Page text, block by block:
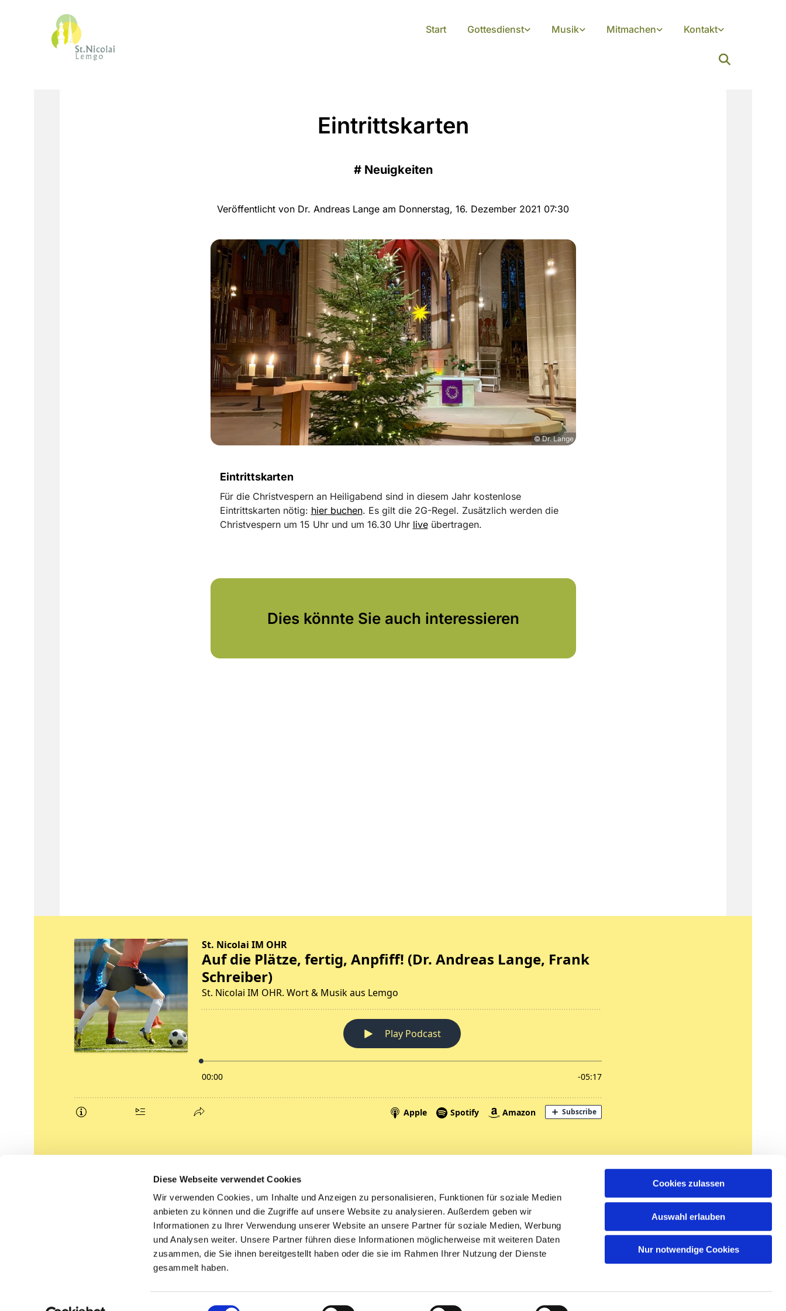
Diese Webseite verwendet Cookies
Wir verwenden Cookies, um Inhalte und Anzeigen zu personalisieren, Funktionen für soziale Medien
anbieten zu können und die Zugriffe auf unsere Website zu analysieren. Außerdem geben wir
Informationen zu Ihrer Verwendung unserer Website an unsere Partner für soziale Medien, Werbung
und Analysen weiter. Unsere Partner führen diese Informationen möglicherweise mit weiteren Daten
zusammen, die Sie ihnen bereitgestellt haben oder die sie im Rahmen Ihrer Nutzung der Dienste
gesammelt haben.
Einwilligungsauswahl
Cookies zulassen
Auswahl erlauben
Nur notwendige Cookies
Start Gottesdienst Musik Mitmachen Kontakt
Eintrittskarten
# Neuigkeiten
Veröffentlicht von Dr. Andreas Lange am Donnerstag, 16. Dezember 2021 07:30
© Dr. Lange
Eintrittskarten
Für die Christvespern an Heiligabend sind in diesem Jahr kostenlose
Eintrittskarten nötig: hier buchen. Es gilt die 2G-Regel. Zusätzlich werden die
Christvespern um 15 Uhr und um 16.30 Uhr liveübertragen.
Dies könnte Sie auch interessieren
Spenden
Tickets
Litauen
Mitglied werden